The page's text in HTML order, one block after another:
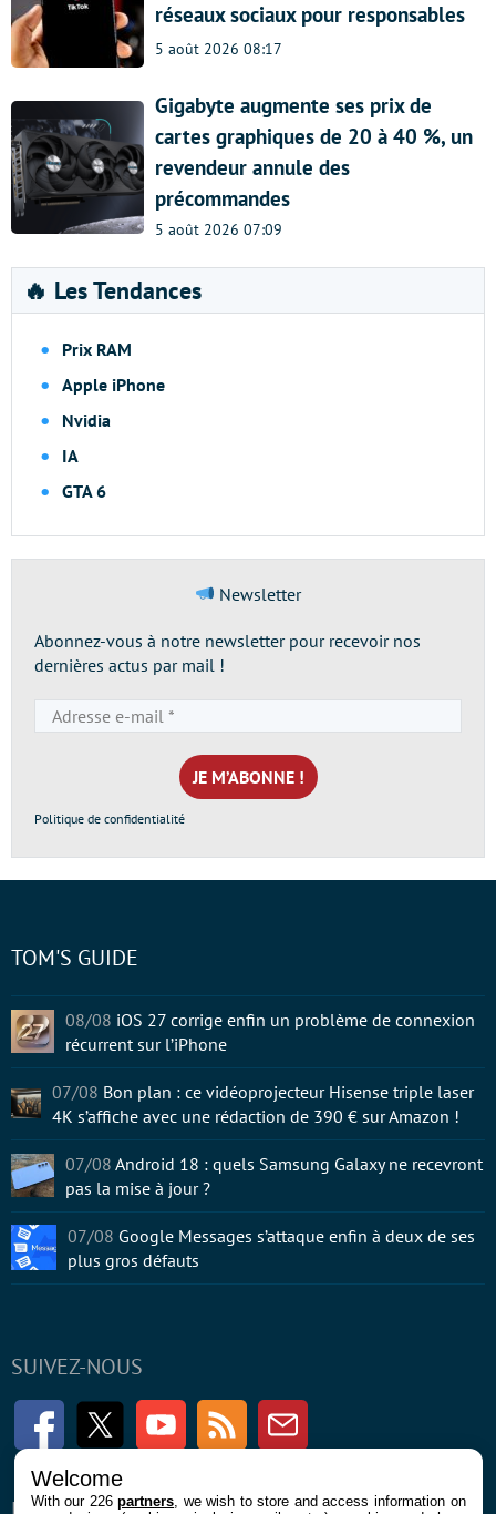
réseaux sociaux pour responsables
5 août 2026 08:17
Gigabyte augmente ses prix de
cartes graphiques de 20 à 40 %, un
revendeur annule des
précommandes
5 août 2026 07:09
🔥 Les Tendances
Prix RAM
Apple iPhone
Nvidia
IA
GTA 6
Newsletter
Abonnez-vous à notre newsletter pour recevoir nos
dernières actus par mail !
e-
mail
*
Politique de confidentialité
SUIVEZ-NOUS
FacebookTwitter Youtube RSS Newsletter
TOM'S GUIDE
08/08 iOS 27 corrige enfin un problème de connexion
récurrent sur l’iPhone
07/08 Bon plan : ce vidéoprojecteur Hisense triple laser
4K s’affiche avec une rédaction de 390 € sur Amazon !
07/08 Android 18 : quels Samsung Galaxy ne recevront
pas la mise à jour ?
07/08 Google Messages s’attaque enfin à deux de ses
plus gros défauts
Welcome
With our 226partners , we wish to store and access information on